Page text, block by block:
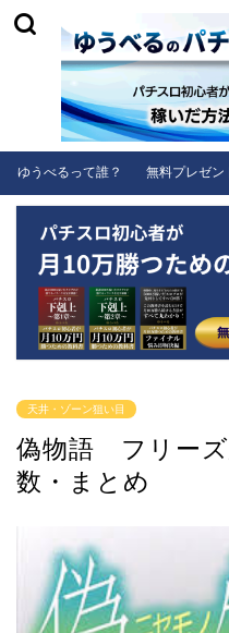
ゆうべるって誰？ 無料プレゼン
天井・ゾーン狙い目
偽物語 フリーズ
数・まとめ